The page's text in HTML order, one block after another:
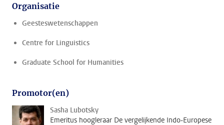
Organisatie
Geesteswetenschappen
Centre for Linguistics
Graduate School for Humanities
Promotor(en)
Sasha Lubotsky
Emeritus hoogleraar De vergelijkende Indo-Europese